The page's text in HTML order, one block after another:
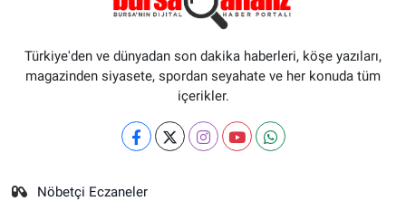
Türkiye'den ve dünyadan son dakika haberleri, köşe yazıları,
magazinden siyasete, spordan seyahate ve her konuda tüm
içerikler.
Nöbetçi Eczaneler